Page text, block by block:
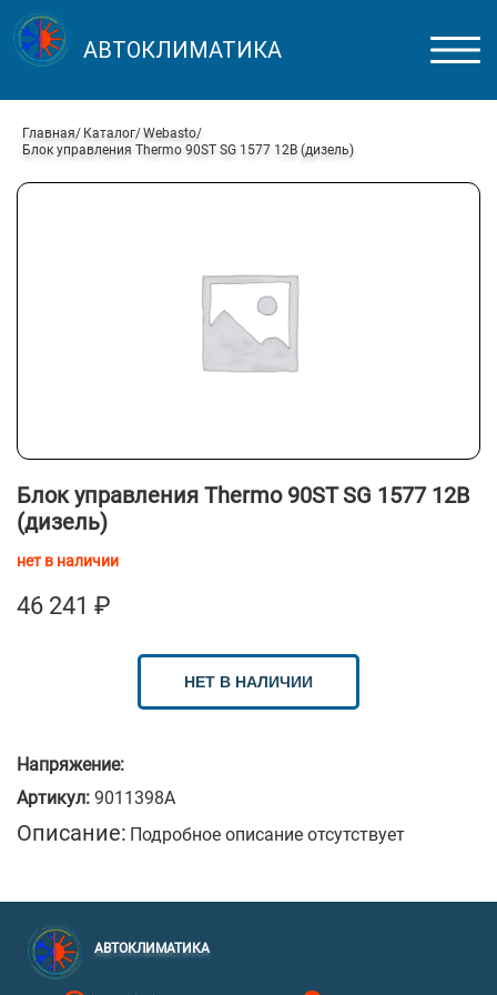
АВТОКЛИМАТИКА
Главная Каталог Webasto
Блок управления Thermo 90ST SG 1577 12В (дизель)
Блок управления Thermo 90ST SG 1577 12В
(дизель)
нет в наличии
46 241 ₽
НЕТ В НАЛИЧИИ
Напряжение:
Артикул: 9011398A
Описание: Подробное описание отсутствует
АВТОКЛИМАТИКА